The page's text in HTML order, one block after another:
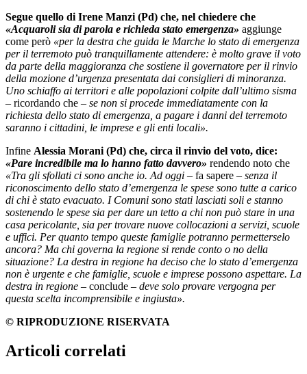
Segue quello di Irene Manzi (Pd) che, nel chiedere che
«Acquaroli sia di parola e richieda stato emergenza» aggiunge
come però «per la destra che guida le Marche lo stato di emergenza
per il terremoto può tranquillamente attendere: è molto grave il voto
da parte della maggioranza che sostiene il governatore per il rinvio
della mozione d’urgenza presentata dai consiglieri di minoranza.
Uno schiaffo ai territori e alle popolazioni colpite dall’ultimo sisma
– ricordando che – se non si procede immediatamente con la
richiesta dello stato di emergenza, a pagare i danni del terremoto
saranno i cittadini, le imprese e gli enti locali».
Infine Alessia Morani (Pd) che, circa il rinvio del voto, dice:
«Pare incredibile ma lo hanno fatto davvero» rendendo noto che
«Tra gli sfollati ci sono anche io. Ad oggi – fa sapere – senza il
riconoscimento dello stato d’emergenza le spese sono tutte a carico
di chi è stato evacuato. I Comuni sono stati lasciati soli e stanno
sostenendo le spese sia per dare un tetto a chi non può stare in una
casa pericolante, sia per trovare nuove collocazioni a servizi, scuole
e uffici. Per quanto tempo queste famiglie potranno permetterselo
ancora? Ma chi governa la regione si rende conto o no della
situazione? La destra in regione ha deciso che lo stato d’emergenza
non è urgente e che famiglie, scuole e imprese possono aspettare. La
destra in regione – conclude – deve solo provare vergogna per
questa scelta incomprensibile e ingiusta».
© RIPRODUZIONE RISERVATA
Articoli correlati